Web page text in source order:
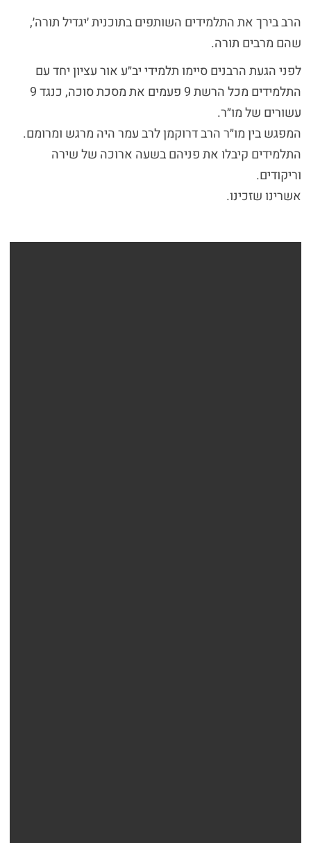
הרב בירך את התלמידים השותפים בתוכנית ׳יגדיל תורה׳,
שהם מרבים תורה.
לפני הגעת הרבנים סיימו תלמידי יב״ע אור עציון יחד עם
התלמידים מכל הרשת 9 פעמים את מסכת סוכה, כנגד 9
עשורים של מו״ר.
המפגש בין מו״ר הרב דרוקמן לרב עמר היה מרגש ומרומם.
התלמידים קיבלו את פניהם בשעה ארוכה של שירה
וריקודים.
אשרינו שזכינו.